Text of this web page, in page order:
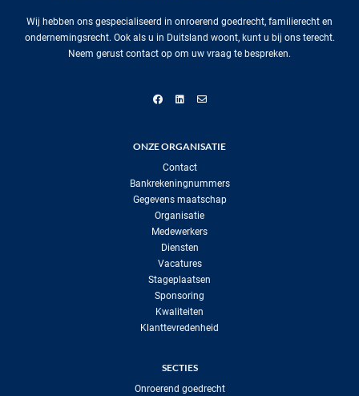
Wij hebben ons gespecialiseerd in onroerend goedrecht, familierecht en
ondernemingsrecht. Ook als u in Duitsland woont, kunt u bij ons terecht.
Neem gerust contact op om uw vraag te bespreken.
ONZE ORGANISATIE
Contact
Bankrekeningnummers
Gegevens maatschap
Organisatie
Medewerkers
Diensten
Vacatures
Stageplaatsen
Sponsoring
Kwaliteiten
Klanttevredenheid
SECTIES
Onroerend goedrecht